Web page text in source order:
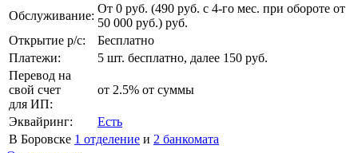
Обслуживание:
От 0 руб. (490 руб. с 4-го мес. при обороте от
50 000 руб.) руб.
Открытие р/с:
Бесплатно
Платежи:
5 шт. бесплатно, далее 150 руб.
Перевод на
свой счет
для ИП:
от 2.5% от суммы
Эквайринг:
Есть
В Боровске 1 отделение и 2 банкомата